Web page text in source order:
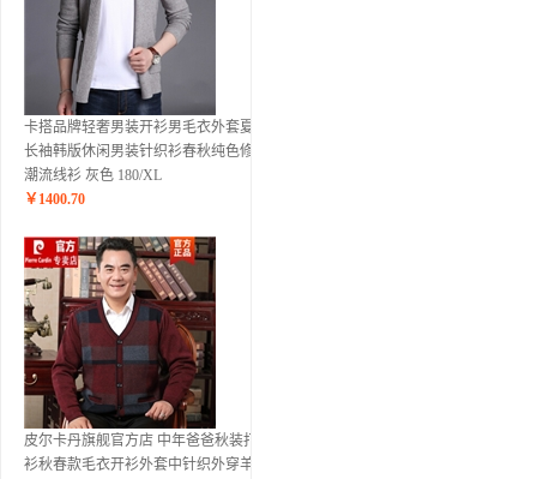
卡搭品牌轻奢男装开衫男毛衣外套夏季
长袖韩版休闲男装针织衫春秋纯色修身
潮流线衫 灰色 180/XL
￥ 1400.70
皮尔卡丹旗舰官方店 中年爸爸秋装打底
衫秋春款毛衣开衫外套中针织外穿羊绒